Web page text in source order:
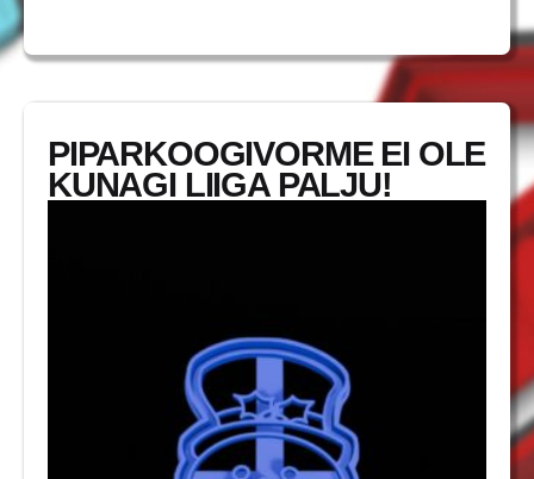
PIPARKOOGIVORME EI OLE
KUNAGI LIIGA PALJU!